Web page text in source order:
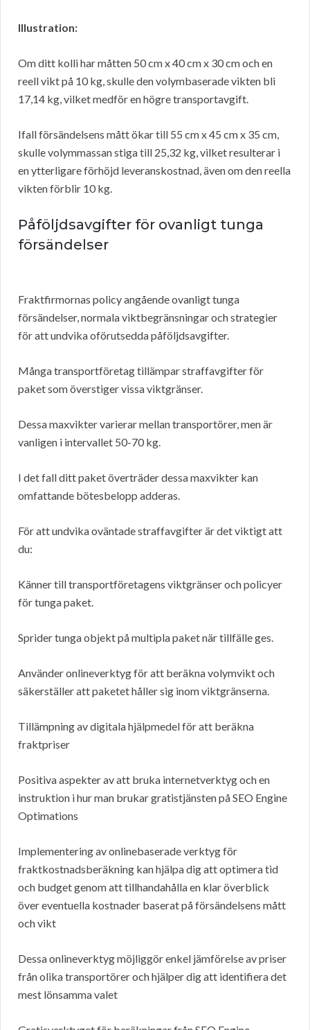
Illustration:
Om ditt kolli har måtten 50 cm x 40 cm x 30 cm och en
reell vikt på 10 kg, skulle den volymbaserade vikten bli
17,14 kg, vilket medför en högre transportavgift.
Ifall försändelsens mått ökar till 55 cm x 45 cm x 35 cm,
skulle volymmassan stiga till 25,32 kg, vilket resulterar i
en ytterligare förhöjd leveranskostnad, även om den reella
vikten förblir 10 kg.
Påföljdsavgifter för ovanligt tunga
försändelser
Fraktfirmornas policy angående ovanligt tunga
försändelser, normala viktbegränsningar och strategier
för att undvika oförutsedda påföljdsavgifter.
Många transportföretag tillämpar straffavgifter för
paket som överstiger vissa viktgränser.
Dessa maxvikter varierar mellan transportörer, men är
vanligen i intervallet 50-70 kg.
I det fall ditt paket överträder dessa maxvikter kan
omfattande bötesbelopp adderas.
För att undvika oväntade straffavgifter är det viktigt att
du:
Känner till transportföretagens viktgränser och policyer
för tunga paket.
Sprider tunga objekt på multipla paket när tillfälle ges.
Använder onlineverktyg för att beräkna volymvikt och
säkerställer att paketet håller sig inom viktgränserna.
Tillämpning av digitala hjälpmedel för att beräkna
fraktpriser
Positiva aspekter av att bruka internetverktyg och en
instruktion i hur man brukar gratistjänsten på SEO Engine
Optimations
Implementering av onlinebaserade verktyg för
fraktkostnadsberäkning kan hjälpa dig att optimera tid
och budget genom att tillhandahålla en klar överblick
över eventuella kostnader baserat på försändelsens mått
och vikt
Dessa onlineverktyg möjliggör enkel jämförelse av priser
från olika transportörer och hjälper dig att identifiera det
mest lönsamma valet